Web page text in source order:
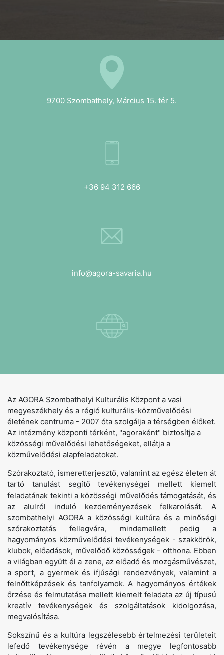
9700 Szombathely, Március 15. tér 5.
+36 94 312 666
info@agora-savaria.hu
Az AGORA Szombathelyi Kulturális Központ a vasi
megyeszékhely és a régió kulturális-közművelődési
életének centruma - 2007 óta szolgálja a térségben élőket.
Az intézmény központi térként, "agoraként" biztosítja a
közösségi művelődési lehetőségeket, ellátja a
közművelődési alapfeladatokat.
Szórakoztató, ismeretterjesztő, valamint az egész életen át
tartó tanulást segítő tevékenységei mellett kiemelt
feladatának tekinti a közösségi művelődés támogatását, és
az alulról induló kezdeményezések felkarolását. A
szombathelyi AGORA a közösségi kultúra és a minőségi
szórakoztatás fellegvára, mindemellett pedig a
hagyományos közművelődési tevékenységek - szakkörök,
klubok, előadások, művelődő közösségek - otthona. Ebben
a világban együtt él a zene, az előadó és mozgásművészet,
a sport, a gyermek és ifjúsági rendezvények, valamint a
felnőttképzések és tanfolyamok. A hagyományos értékek
őrzése és felmutatása mellett kiemelt feladata az új típusú
kreatív tevékenységek és szolgáltatások kidolgozása,
megvalósítása.
Sokszínű és a kultúra legszélesebb értelmezési területeit
lefedő tevékenysége révén a megye legfontosabb